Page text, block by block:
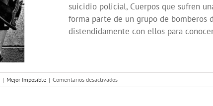
suicidio policial, Cuerpos que sufren
forma parte de un grupo de bomberos
distendidamente con ellos para
| Mejor Imposible | Comentarios desactivadosen
MEJOR